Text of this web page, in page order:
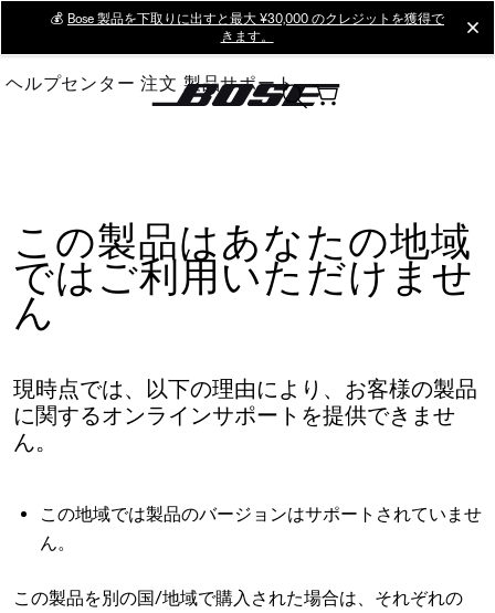
Main
💰 Bose 製品を下取りに出すと最大 ¥30,000 のクレジットを獲得で
きます。
ヘルプセンター 注文 製品サポート
この製品はあなたの地域
ではご利用いただけませ
ん
現時点では、以下の理由により、お客様の製品
に関するオンラインサポートを提供できませ
ん。
この地域では製品のバージョンはサポートされていませ
ん。
この製品を別の国/地域で購入された場合は、それぞれの